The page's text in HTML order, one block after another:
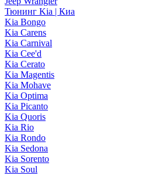
Тюнинг Kia | Киа
Kia Bongo
Kia Carens
Kia Carnival
Kia Cee'd
Kia Cerato
Kia Magentis
Kia Mohave
Kia Optima
Kia Picanto
Kia Quoris
Kia Rio
Kia Rondo
Kia Sedona
Kia Sorento
Kia Soul